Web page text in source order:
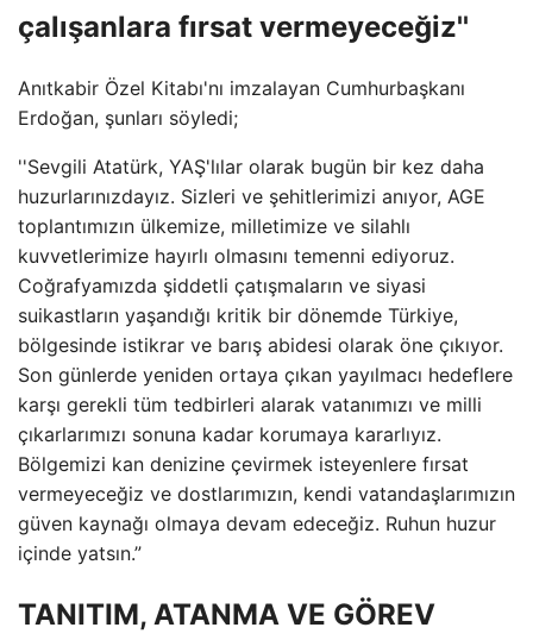
çalışanlara fırsat vermeyeceğiz''
Anıtkabir Özel Kitabı'nı imzalayan Cumhurbaşkanı
Erdoğan, şunları söyledi;
''Sevgili Atatürk, YAŞ'lılar olarak bugün bir kez daha
huzurlarınızdayız. Sizleri ve şehitlerimizi anıyor, AGE
toplantımızın ülkemize, milletimize ve silahlı
kuvvetlerimize hayırlı olmasını temenni ediyoruz.
Coğrafyamızda şiddetli çatışmaların ve siyasi
suikastların yaşandığı kritik bir dönemde Türkiye,
bölgesinde istikrar ve barış abidesi olarak öne çıkıyor.
Son günlerde yeniden ortaya çıkan yayılmacı hedeflere
karşı gerekli tüm tedbirleri alarak vatanımızı ve milli
çıkarlarımızı sonuna kadar korumaya kararlıyız.
Bölgemizi kan denizine çevirmek isteyenlere fırsat
vermeyeceğiz ve dostlarımızın, kendi vatandaşlarımızın
güven kaynağı olmaya devam edeceğiz. Ruhun huzur
içinde yatsın.”
TANITIM, ATANMA VE GÖREV